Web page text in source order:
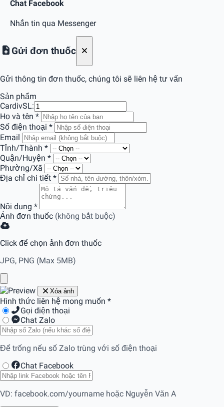
Chat Facebook
Nhắn tin qua Messenger
Gửi đơn thuốc
Gửi thông tin đơn thuốc, chúng tôi sẽ liên hệ tư vấn
Sản phẩm
CardivSL:
Họ và tên *
Số điện thoại *
Email
Tỉnh/Thành *
Quận/Huyện *
Phường/Xã
Địa chỉ chi tiết *
Nội dung *
Ảnh đơn thuốc (không bắt buộc)
Click để chọn ảnh đơn thuốc
JPG, PNG (Max 5MB)
Xóa ảnh
Hình thức liên hệ mong muốn *
Gọi điện thoại
Chat Zalo
Để trống nếu số Zalo trùng với số điện thoại
Chat Facebook
VD: facebook.com/yourname hoặc Nguyễn Văn A